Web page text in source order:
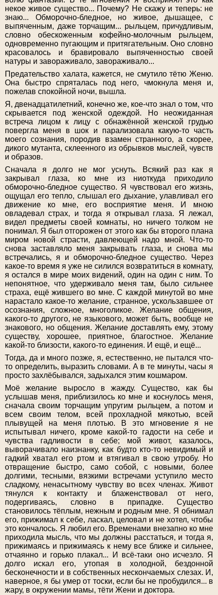
некое живое существо... Почему? Не скажу и теперь: не
знаю... Обморочно-бледное, но живое, дышащее, с
выпяченным, даже торчащим... рыльцем, причудливым,
словно обескоженным кофейно-молочным рыльцем,
одновременно пугающим и притягательным. Оно словно
красовалось и бравировало выпяченностью своей
натуры и завораживало, завораживало...
Предательство халата, кажется, не смутило тётю Женю.
Она быстро спряталась под него, чмокнула меня и,
пожелав спокойной ночи, вышла.
Я, двенадцатилетний, конечно же, кое-что знал о том, что
скрывается под женской одеждой. Но неожиданная
встреча лицом к лицу с обнажённой женской грудью
повергла меня в шок и парализовала какую-то часть
моего сознания, породив взамен странного, а скорее,
дикого мутанта, склеенного из обрывков мыслей, чувств
и образов.
Сначала я долго не мог уснуть. Всякий раз как я
закрывал глаза, ко мне из ниоткуда приходило
обморочно-бледное существо. Я чувствовал его жизнь,
ощущал его тепло, слышал его дыхание, улавливал его
движение ко мне, его восприятие меня. И мною
овладевал страх, и тогда я открывал глаза. Я лежал,
видел предметы своей комнаты, но ничего толком не
понимал. Я был отгорожен от этого как бы второго плана
миром новой страсти, давлеющей надо мной. Что-то
снова заставляло меня закрывать глаза, и снова мы
встречались, я и обморочно-бледное существо. Через
какое-то время я уже не силился возвратиться в комнату,
я остался в мире моих видений, один на один с ним. То
непонятное, что удерживало меня там, было сильнее
страха, ещё жившего во мне. C каждой минутой во мне
нарастало какое-то желание, странное, ускользавшее от
осознания, сложное, многоликое. Желание общения,
какого-то другого, не языкового, может быть, вообще не
знакового, но общения. Желание доставлять ему, этому
существу, хорошее, приятное, благостное. Желание
какой-то близости, какого-то единения. И ещё, и ещё...
Тогда, да и много позже, я, естественно, не пытался что-
то определить, выразить словами. А в те минуты, часы я
просто захлёбывался, задыхался этим кошмаром.
Моё желание выросло в жажду. Существо, как 6ы
услышав меня, приблизилось ко мне и коснулось меня,
сначала своим торчащим упругим рыльцем, а потом и
всем своим телом, всей прохладной мякотью, всей
плывущей на меня плотью. В это мгновение я не
испытывал ничего, кроме какой-то гадости на себе и
чувства гадливости в себе; мой живот, казалось,
выворачивало наизнанку, как будто кто-то невидимый и
гадкий хватал его ртом и втягивал в свою утробу. Но
отвращение быстро, само собой, с новыми, более
долгими, тесными, вязкими встречами уступило место
сладкому, ненасытному чувству во всех членах. Живот
тянулся к контакту и блаженствовал от него,
подергиваясь, словно в припадке. Существо
становилось тёплым, нежным и родным мне. Я обнимал
его, прижимал к себе, ласкал, целовал и не хотел, чтобы
это кончалось. Я любил его. Временами внезапно ко мне
приходила мысль, что мы должны расстаться, и тогда я,
прижимаясь и прижимаясь к нему все ближе и сильнее,
отчаянно и горько плакал... И всё-таки оно исчезло. Я
долго искал его, утопая в холодной, бездонной
бесконечности и в собственных нескончаемых слезах. И,
наверное, я бы умер от тоски, если бы не пробудился... в
жару, в окружении мамы, тёти Жени и доктора.